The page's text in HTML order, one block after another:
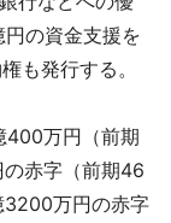
の資金支援を
も発行する。
万円（前期
赤字（前期46
万円の赤字